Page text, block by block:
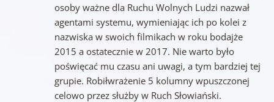
osoby ważne dla Ruchu Wolnych Ludzi nazwał
agentami systemu, wymieniając ich po kolei z
nazwiska w swoich filmikach w roku bodajże
2015 a ostatecznie w 2017. Nie warto było
poświęcać mu czasu ani uwagi, a tym bardziej tej
grupie. Robiłwrażenie 5 kolumny wpuszczonej
celowo przez służby w Ruch Słowiański.